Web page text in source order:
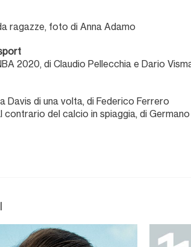
ragazze, foto di Anna Adamo
2020, di Claudio Pellecchia e Dario
Davis di una volta, di Federico Ferrero
contrario del calcio in spiaggia, di Germano